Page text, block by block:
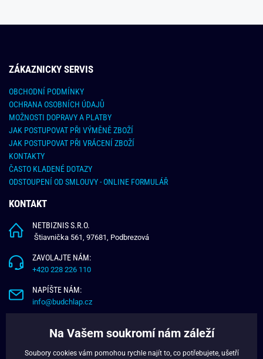
ZÁKAZNICKY SERVIS
OBCHODNÍ PODMÍNKY
OCHRANA OSOBNÍCH ÚDAJŮ
MOŽNOSTI DOPRAVY A PLATBY
JAK POSTUPOVAT PŘI VÝMĚNĚ ZBOŽÍ
JAK POSTUPOVAT PŘI VRÁCENÍ ZBOŽÍ
KONTAKTY
ČASTO KLADENÉ DOTAZY
ODSTOUPENÍ OD SMLOUVY - ONLINE FORMULÁŘ
KONTAKT
NETBIZNIS S.R.O.
Štiavnička 561, 97681, Podbrezová
ZAVOLAJTE NÁM:
+420 228 226 110
NAPÍŠTE NÁM:
info@budchlap.cz
Na Vašem soukromí nám záleží
Soubory cookies vám pomohou rychle najít to, co potřebujete, ušetří